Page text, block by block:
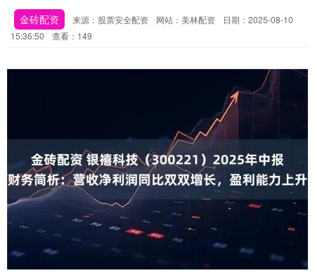
金砖配资 来源：股票安全配资 网站：美林配资
日期：2025-08-10
15:36:50
查看：149